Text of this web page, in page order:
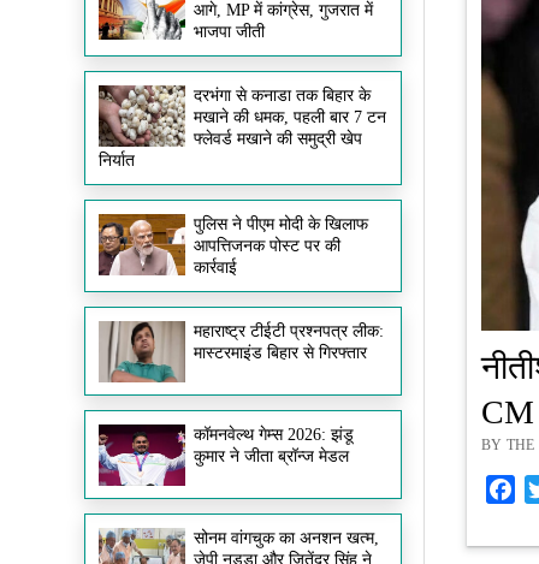
आगे, MP में कांग्रेस, गुजरात में
भाजपा जीती
दरभंगा से कनाडा तक बिहार के
मखाने की धमक, पहली बार 7 टन
फ्लेवर्ड मखाने की समुद्री खेप
निर्यात
पुलिस ने पीएम मोदी के खिलाफ
आपत्तिजनक पोस्ट पर की
कार्रवाई
महाराष्ट्र टीईटी प्रश्नपत्र लीक:
मास्टरमाइंड बिहार से गिरफ्तार
कॉमनवेल्थ गेम्स 2026: झंडू
कुमार ने जीता ब्रॉन्ज मेडल
सोनम वांगचुक का अनशन खत्म,
जेपी नड्डा और जितेंद्र सिंह ने
CM
BY THE